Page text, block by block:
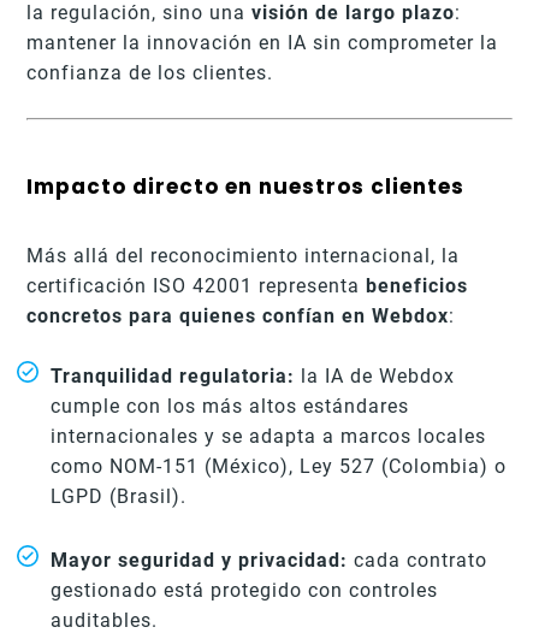
la regulación, sino unavisión de largo plazo:
mantener la innovación en IA sin comprometer la
confianza de los clientes.
Impacto directo en nuestros clientes
Más allá del reconocimiento internacional, la
certificación ISO 42001 representabeneficios
concretos para quienes confían en Webdox:
Tranquilidad regulatoria: la IA de Webdox
cumple con los más altos estándares
internacionales y se adapta a marcos locales
como NOM-151 (México), Ley 527 (Colombia) o
LGPD (Brasil).
Mayor seguridad y privacidad: cada contrato
gestionado está protegido con controles
auditables.